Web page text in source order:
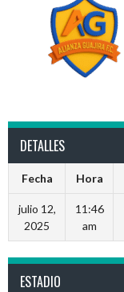
DETALLES
Fecha Hora
julio 12,
2025
11:46
am
ESTADIO